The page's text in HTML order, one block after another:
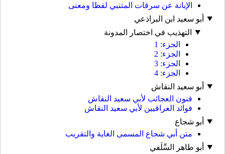
الإبانة عن سرقات المتنبي لفظا ومعنى
أبو سعيد ابن البراذعي
التهذيب في اختصار المدونة
الجزء: 1
الجزء: 2
الجزء: 3
الجزء: 4
أبو سعيد النقاش
فنون العجائب لأبي سعيد النقاش
فوائد العراقيين لأبي سعيد النقاش
أبو شجاع
متن أبي شجاع المسمى الغاية والتقريب
أبو طاهر السِّلَفي